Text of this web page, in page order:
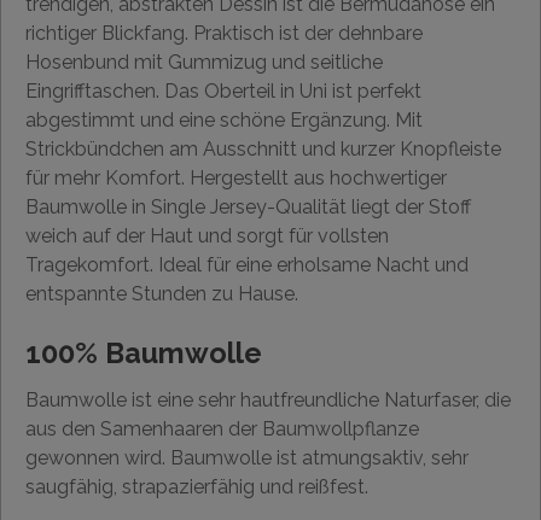
richtiger Blickfang. Praktisch ist der dehnbare
Hosenbund mit Gummizug und seitliche
Eingrifftaschen. Das Oberteil in Uni ist perfekt
abgestimmt und eine schöne Ergänzung. Mit
Strickbündchen am Ausschnitt und kurzer Knopfleiste
für mehr Komfort. Hergestellt aus hochwertiger
Baumwolle in Single Jersey-Qualität liegt der Stoff
weich auf der Haut und sorgt für vollsten
Tragekomfort. Ideal für eine erholsame Nacht und
entspannte Stunden zu Hause.
100% Baumwolle
Baumwolle ist eine sehr hautfreundliche Naturfaser, die
aus den Samenhaaren der Baumwollpflanze
gewonnen wird. Baumwolle ist atmungsaktiv, sehr
saugfähig, strapazierfähig und reißfest.